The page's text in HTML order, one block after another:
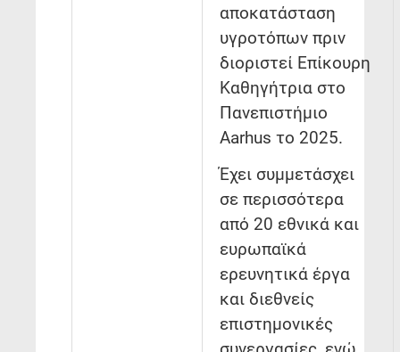
αποκατάσταση
υγροτόπων πριν
διοριστεί Επίκουρη
Καθηγήτρια στο
Πανεπιστήμιο
Aarhus το 2025.
Έχει συμμετάσχει
σε περισσότερα
από 20 εθνικά και
ευρωπαϊκά
ερευνητικά έργα
και διεθνείς
επιστημονικές